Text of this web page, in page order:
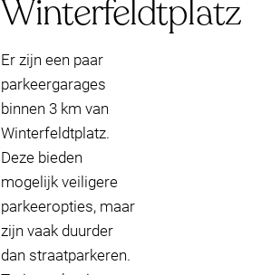
Winterfeldtplatz
Er zijn een paar
parkeergarages
binnen 3 km van
Winterfeldtplatz.
Deze bieden
mogelijk veiligere
parkeeropties, maar
zijn vaak duurder
dan straatparkeren.